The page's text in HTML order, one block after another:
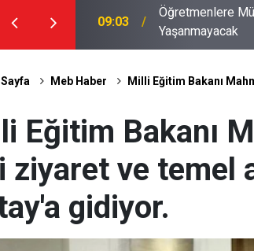
19:02
Öğretmenler İçin
Doluyor
Meb Haber Milli Eğitim Bakanı
Eğitim Bakanı
ziyaret ve temel
gidiyor.